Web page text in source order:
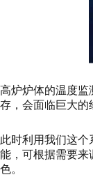
高炉炉体的温度监
存，会面临巨大的
此时利用我们这
能，可根据需要来
色。